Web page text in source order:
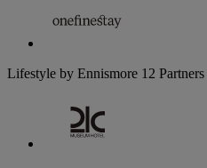
Lifestyle by Ennismore 12 Partners